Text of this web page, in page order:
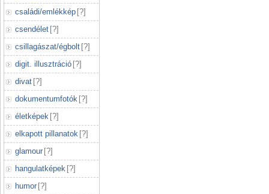
családi/emlékkép [?]
csendélet [?]
csillagászat/égbolt [?]
digit. illusztráció [?]
divat [?]
dokumentumfotók [?]
életképek [?]
elkapott pillanatok [?]
glamour [?]
hangulatképek [?]
humor [?]